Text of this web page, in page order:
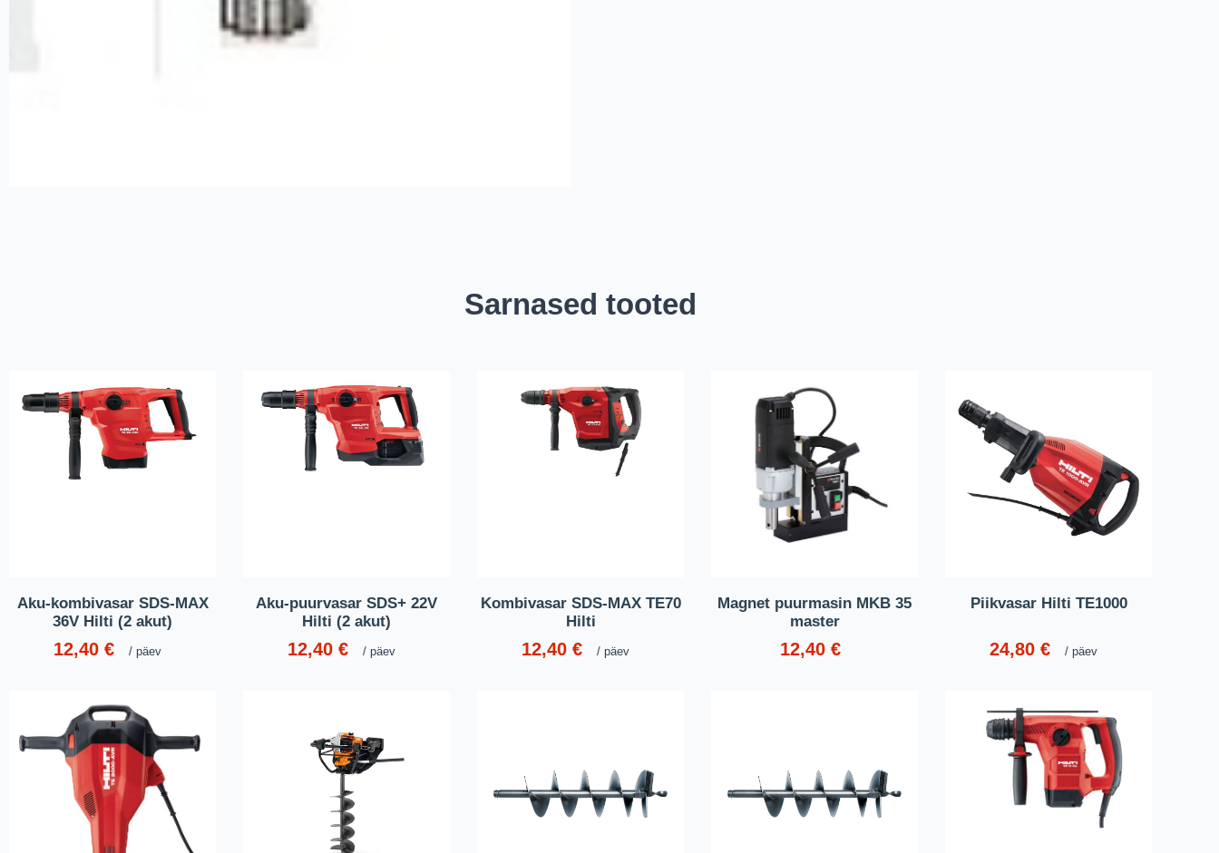
Sarnased tooted
Aku-kombivasar SDS-MAX
36V Hilti (2 akut)
12,40€ päev
Aku-puurvasar SDS+ 22V
Hilti (2 akut)
12,40€ päev
Kombivasar SDS-MAX TE70
Hilti
12,40€ päev
Magnet puurmasin MKB 35
master
12,40 €
Piikvasar Hilti TE1000
24,80€ päev